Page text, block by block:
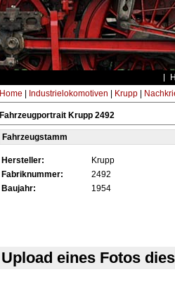
Home Industrielokomotiven Krupp|
Fahrzeugportrait Krupp 2492
Fahrzeugstamm
Hersteller:
Krupp
Fabriknummer:
2492
Baujahr:
1954
Upload eines Fotos